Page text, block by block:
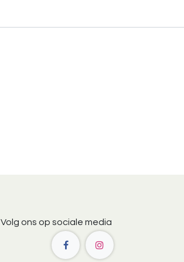
Volg ons op sociale media